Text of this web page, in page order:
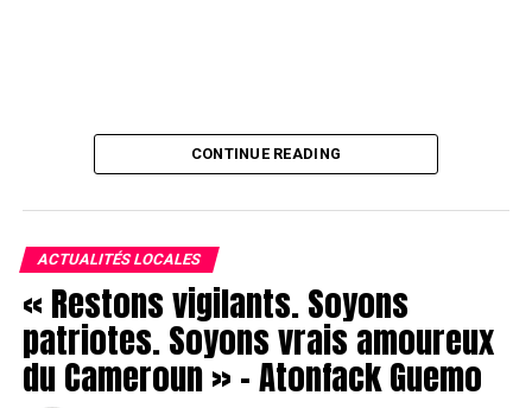
CONTINUE READING
ACTUALITÉS LOCALES
« Restons vigilants. Soyons
patriotes. Soyons vrais amoureux
du Cameroun » – Atonfack Guemo